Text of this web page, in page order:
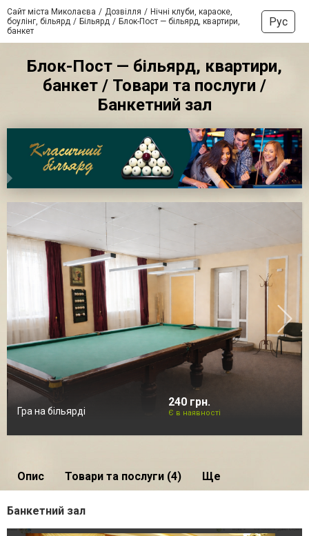
Сайт міста Миколаєва Дозвілля
Нічні клуби, караоке,
боулінг, більярд
Більярд
Блок-Пост — більярд, квартири,
банкет
Рус
Блок-Пост — більярд, квартири,
банкет / Товари та послуги /
Банкетний зал
Гра на більярді
240 грн.
Є в наявності
Опис Товари та послуги (4) Ще
Банкетний зал